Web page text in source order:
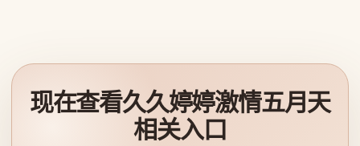
现在查看久久婷婷激情五月天
相关入口